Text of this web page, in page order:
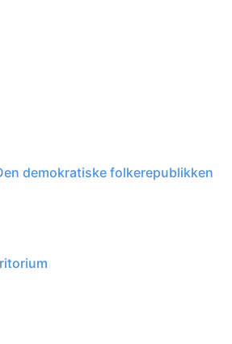
demokratiske folkerepublikken